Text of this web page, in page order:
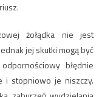
żołądka nie jest
jej skutki mogą być
błędnie
i stopniowo je niszczy.